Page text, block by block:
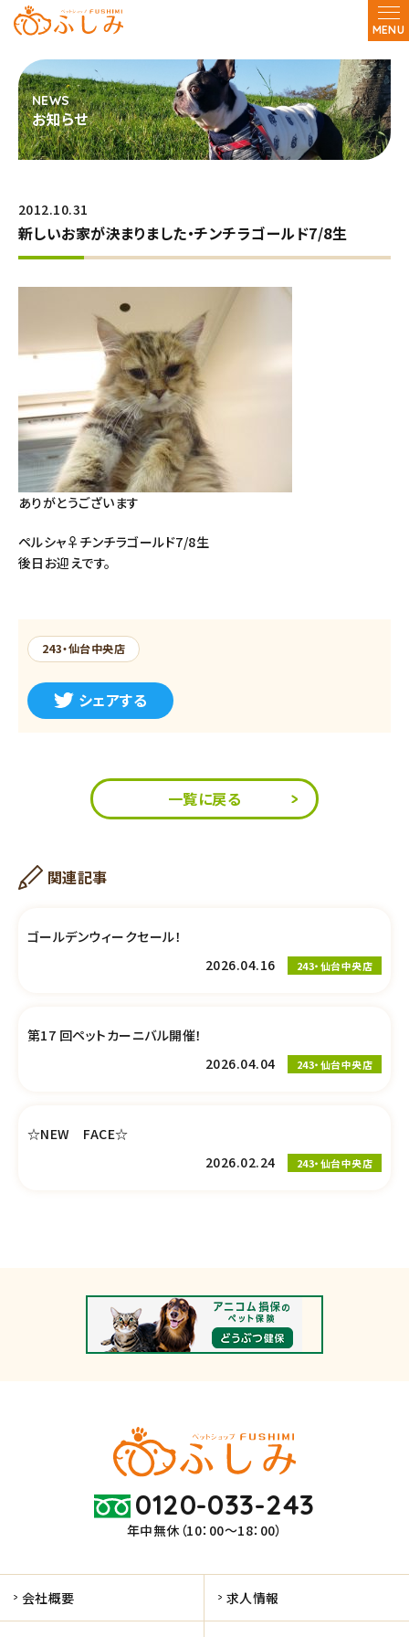
MENU
お知らせ
2012.10.31
新しいお家が決まりました・チンチラゴールド7/8生
ありがとうございます
ペルシャ♀チンチラゴールド7/8生
後日お迎えです。
243・仙台中央店
シェアする
一覧に戻る
関連記事
ゴールデンウィークセール！
2026.04.16
243・仙台中央店
第17 回ペットカーニバル開催！
2026.04.04
243・仙台中央店
☆NEW FACE☆
2026.02.24
243・仙台中央店
0120-033-243
年中無休（10：00～18：00）
会社概要 求人情報